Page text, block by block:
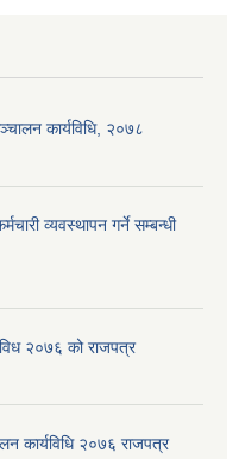
कार्यविधि, २०७८
व्यवस्थापन गर्ने सम्बन्धी
२०७६ को राजपत्र
कार्यविधि २०७६ राजपत्र